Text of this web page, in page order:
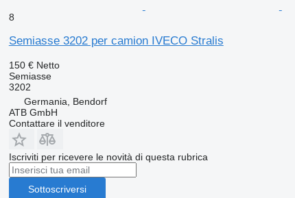
8
Semiasse 3202 per camion IVECO Stralis
150 € Netto
Semiasse
3202
Germania, Bendorf
ATB GmbH
Contattare il venditore
Iscriviti per ricevere le novità di questa rubrica
Sottoscriversi